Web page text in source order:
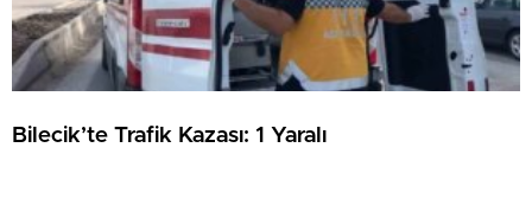
Bilecik’te Trafik Kazası: 1 Yaralı